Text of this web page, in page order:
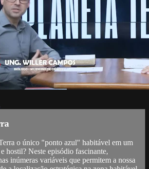
o único "ponto azul" habitável em um
hostil? Neste episódio fascinante,
inúmeras variáveis que permitem a nossa